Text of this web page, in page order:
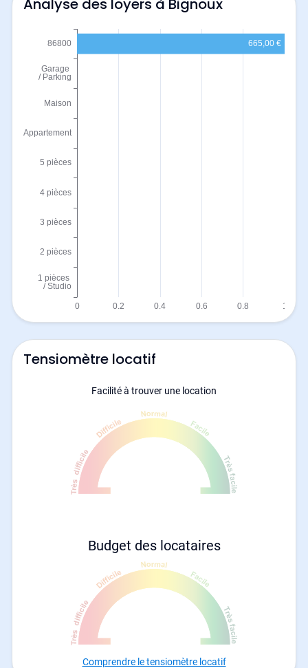
Analyse des loyers à Bignoux
Tensiomètre locatif
Facilité à trouver une location
Budget des locataires
Comprendre le tensiomètre locatif